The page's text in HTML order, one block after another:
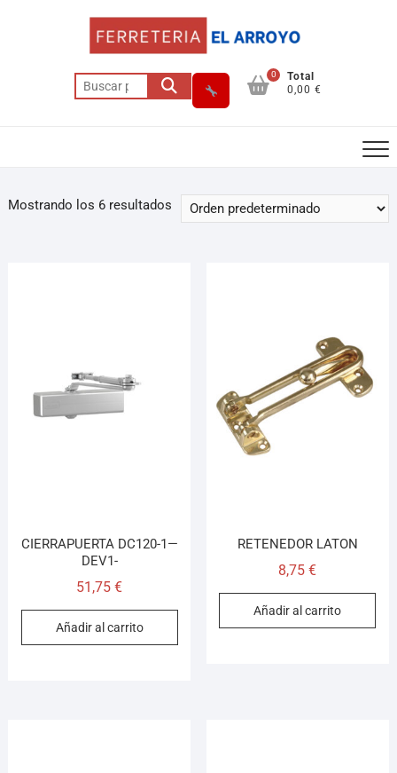
0
Total
0,00 €
Mostrando los 6 resultados
CIERRAPUERTA DC120-1—
DEV1-
51,75€
Añadir al carrito
RETENEDOR LATON
8,75€
Añadir al carrito
¡Hola! Soy el asesor virtual de Ferretería El Arroyo.
Cuéntame qué necesitas y te ayudo a encontrarlo,